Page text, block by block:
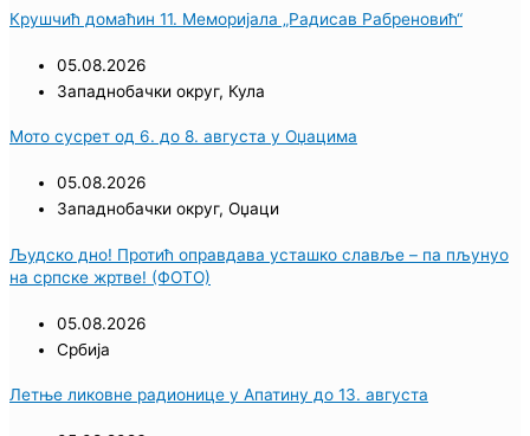
Крушчић домаћин 11. Меморијала „Радисав Рабреновић“
05.08.2026
Западнобачки округ, Кула
Мото сусрет од 6. до 8. августа у Оџацима
05.08.2026
Западнобачки округ, Оџаци
Људско дно! Протић оправдава усташко славље – па пљунуо
на српске жртве! (ФОТО)
05.08.2026
Србија
Летње ликовне радионице у Апатину до 13. августа